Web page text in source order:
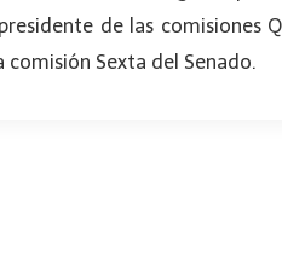
de las comisiones
comisión Sexta del Senado.